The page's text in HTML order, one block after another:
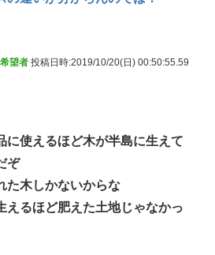
望者 投稿日時:2019/10/20(日) 00:50:55.59
に使えるほど木が半島に生えて
ぞ
た木しかないからな
えるほど肥えた土地じゃなかっ